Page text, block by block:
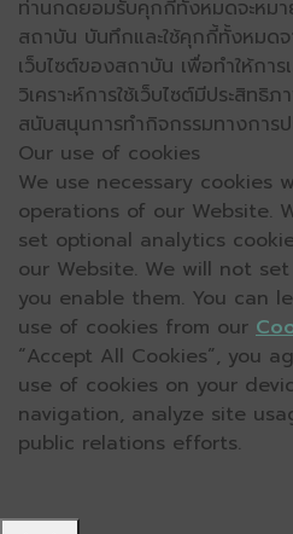
ท่านกดยอมรับคุกกี้ทั้งหมดจะหม
สถาบัน บันทึกและใช้คุกกี้ทั้งหมด
เว็บไซต์ของสถาบัน เพื่อทำให้การ
วิเคราะห์การใช้เว็บไซต์มีประสิท
สนับสนุนการทำกิจกรรมทางการ
Our use of cookies
We use necessary cookies
operations of our Website.
set optional analytics
our Website. We will not
you enable them. You can
use of cookies from our
“Accept All Cookies”, you
use of cookies on your
navigation, analyze site
public relations efforts.